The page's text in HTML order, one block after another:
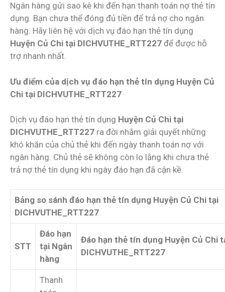
Ngân hàng gửi sao kê khi đến hạn thanh toán nợ thẻ tín
dụng. Bạn chưa thể đóng đủ tiền để trả nợ cho ngân
hàng. Hãy liên hệ với dịch vụ đáo hạn thẻ tín dụng
Huyện Củ Chi tại DICHVUTHE_RTT227 để được hỗ
trợ nhanh nhất.
Ưu điểm của dịch vụ đáo hạn thẻ tín dụng Huyện Củ
Chi tại DICHVUTHE_RTT227
Dịch vụ đáo hạn thẻ tín dụng Huyện Củ Chi tại
DICHVUTHE_RTT227 ra đời nhằm giải quyết những
khó khăn của chủ thẻ khi đến ngày thanh toán nợ với
ngân hàng. Chủ thẻ sẽ không còn lo lắng khi chưa thẻ
trả nợ thẻ tín dụng khi ngày đáo hạn đã cận kề.
Bảng so sánh đáo hạn thẻ tín dụng Huyện Củ Chi tại
DICHVUTHE_RTT227
STT
Đáo hạn
tại Ngân
hàng
Đáo hạn thẻ tín dụng Huyện Củ Chi
DICHVUTHE_RTT227
Thanh